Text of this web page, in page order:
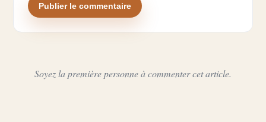
Publier le commentaire
Soyez la première personne à commenter cet article.